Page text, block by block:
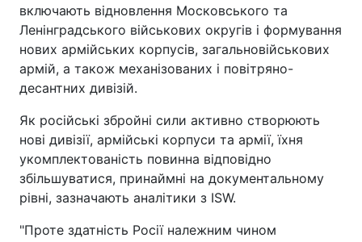
включають відновлення Московського та
Ленінградського військових округів і формування
нових армійських корпусів, загальновійськових
армій, а також механізованих і повітряно-
десантних дивізій.
Як російські збройні сили активно створюють
нові дивізії, армійські корпуси та армії, їхня
укомплектованість повинна відповідно
збільшуватися, принаймні на документальному
рівні, зазначають аналітики з ISW.
"Проте здатність Росії належним чином